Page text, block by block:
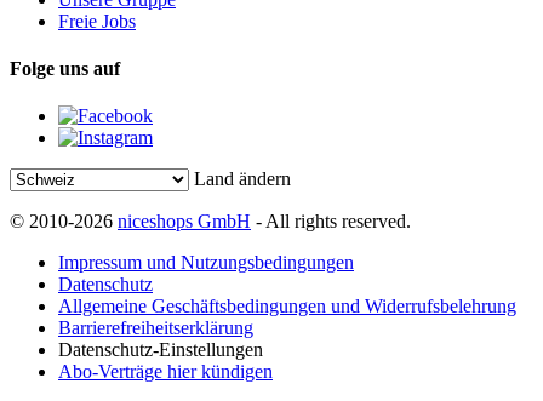
Freie Jobs
Folge uns auf
Land ändern
© 2010-2026 niceshops GmbH - All rights reserved.
Impressum und Nutzungsbedingungen
Datenschutz
Allgemeine Geschäftsbedingungen und Widerrufsbelehrung
Barrierefreiheitserklärung
Datenschutz-Einstellungen
Abo-Verträge hier kündigen